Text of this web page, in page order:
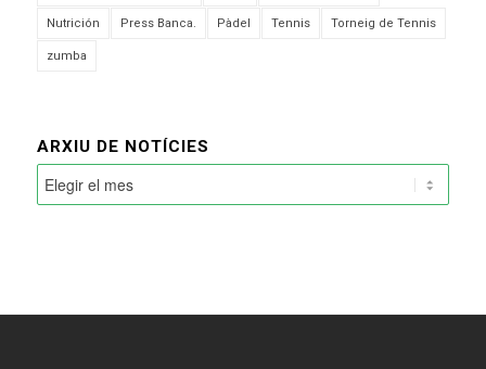
Nutrición Press Banca. Pàdel Tennis Torneig de Tennis
zumba
ARXIU DE NOTÍCIES